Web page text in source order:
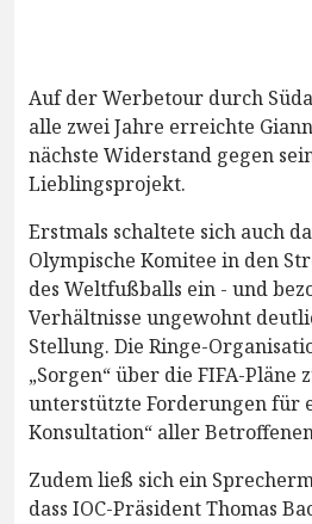
Auf der Werbetour durch
alle zwei Jahre erreichte
nächste Widerstand gegen
Lieblingsprojekt.
Erstmals schaltete sich auch
Olympische Komitee in den
des Weltfußballs ein - und
Verhältnisse ungewohnt
Stellung. Die Ringe-
„Sorgen“ über die FIFA-Pläne
unterstützte Forderungen für
Konsultation“ aller
Zudem ließ sich ein
dass IOC-Präsident Thomas